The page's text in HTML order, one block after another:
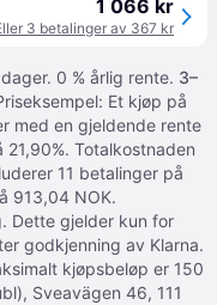
1 066 kr
3 betalinger av 367 kr
0 % årlig rente. 3–
Et kjøp på
med en gjeldende rente
Totalkostnaden
11 betalinger på
913,04 NOK.
Dette gjelder kun for
godkjenning av Klarna.
kjøpsbeløp er 150
Sveavägen 46, 111